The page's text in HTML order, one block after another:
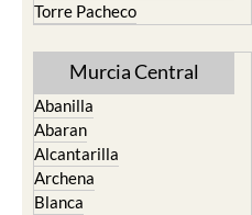
Torre Pacheco
Murcia Central
Abanilla
Abaran
Alcantarilla
Archena
Blanca